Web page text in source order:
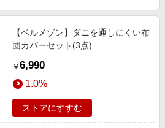
【ベルメゾン】ダニを通しにくい布
団カバーセット(3点)
￥ 6,990
1.0%
ストアにすすむ